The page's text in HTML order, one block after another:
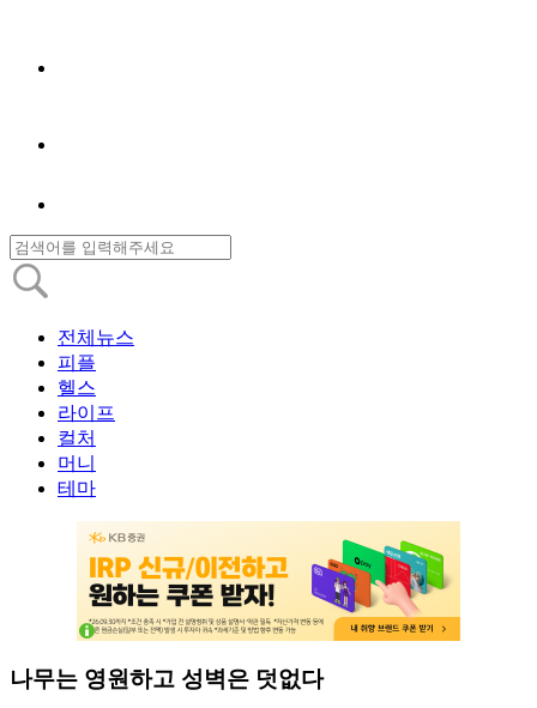
전체뉴스
피플
헬스
라이프
컬처
머니
테마
나무는 영원하고 성벽은 덧없다